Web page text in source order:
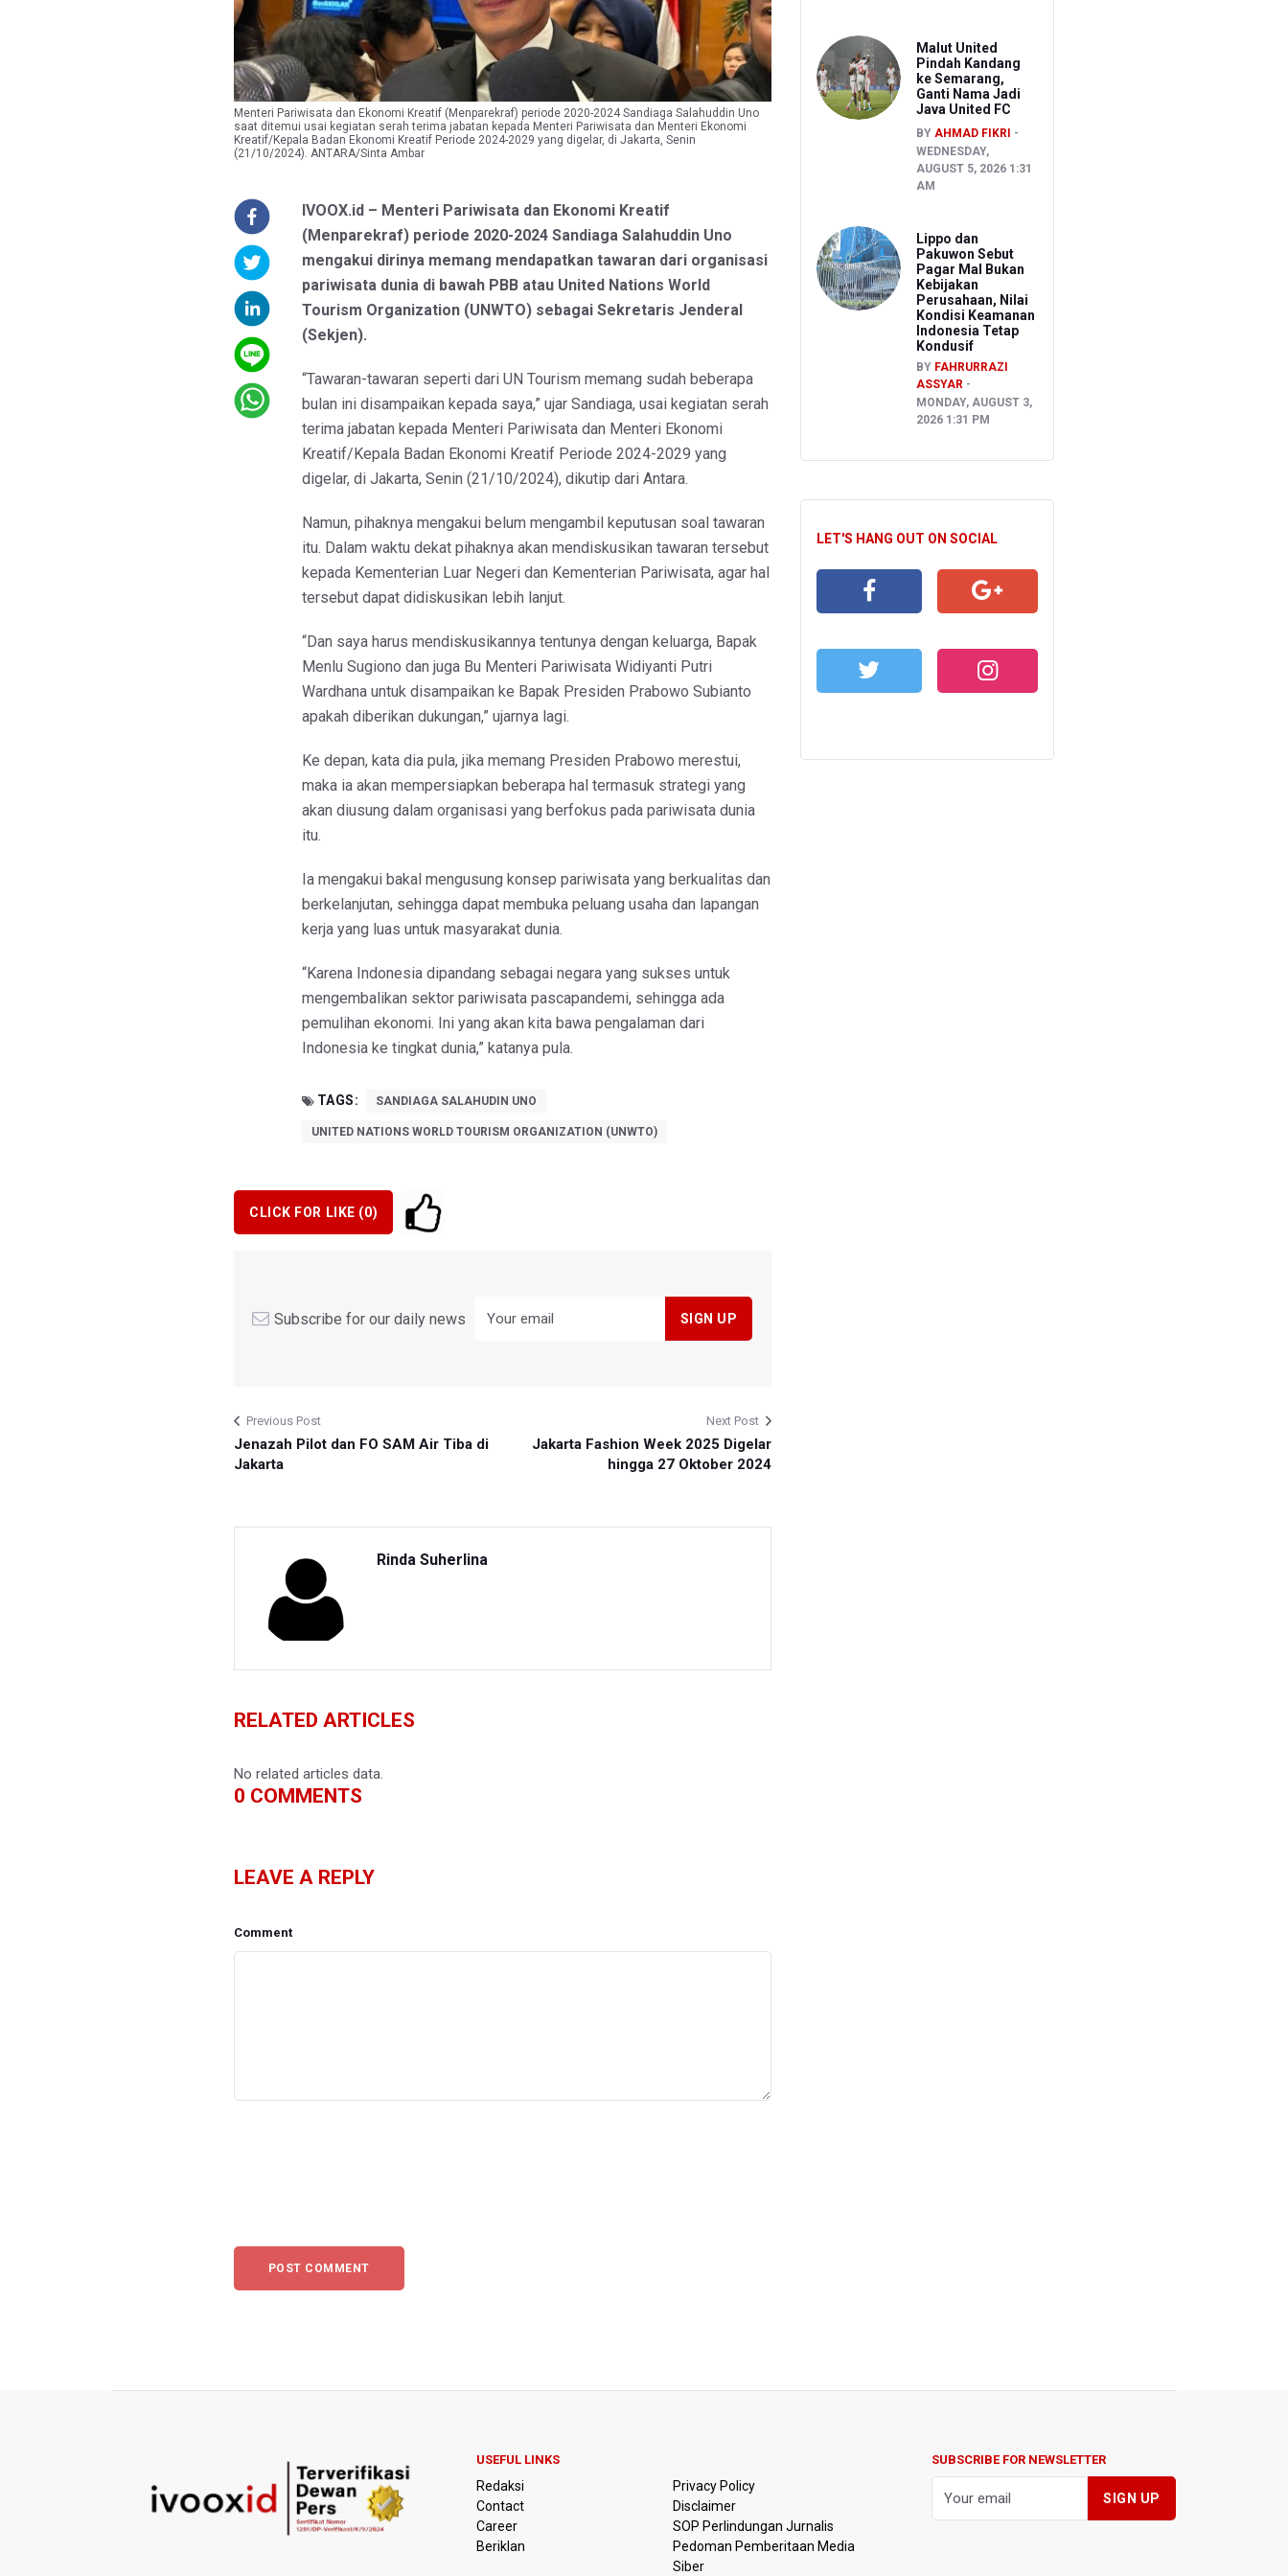
Menteri Pariwisata dan Ekonomi Kreatif (Menparekraf) periode 2020-2024 Sandiaga Salahuddin Uno
saat ditemui usai kegiatan serah terima jabatan kepada Menteri Pariwisata dan Menteri Ekonomi
Kreatif/Kepala Badan Ekonomi Kreatif Periode 2024-2029 yang digelar, di Jakarta, Senin
(21/10/2024). ANTARA/Sinta Ambar
IVOOX.id – Menteri Pariwisata dan Ekonomi Kreatif
(Menparekraf) periode 2020-2024 Sandiaga Salahuddin Uno
mengakui dirinya memang mendapatkan tawaran dari organisasi
pariwisata dunia di bawah PBB atau United Nations World
Tourism Organization (UNWTO) sebagai Sekretaris Jenderal
(Sekjen).
“Tawaran-tawaran seperti dari UN Tourism memang sudah beberapa
bulan ini disampaikan kepada saya,” ujar Sandiaga, usai kegiatan serah
terima jabatan kepada Menteri Pariwisata dan Menteri Ekonomi
Kreatif/Kepala Badan Ekonomi Kreatif Periode 2024-2029 yang
digelar, di Jakarta, Senin (21/10/2024), dikutip dari Antara.
Namun, pihaknya mengakui belum mengambil keputusan soal tawaran
itu. Dalam waktu dekat pihaknya akan mendiskusikan tawaran tersebut
kepada Kementerian Luar Negeri dan Kementerian Pariwisata, agar hal
tersebut dapat didiskusikan lebih lanjut.
“Dan saya harus mendiskusikannya tentunya dengan keluarga, Bapak
Menlu Sugiono dan juga Bu Menteri Pariwisata Widiyanti Putri
Wardhana untuk disampaikan ke Bapak Presiden Prabowo Subianto
apakah diberikan dukungan,” ujarnya lagi.
Ke depan, kata dia pula, jika memang Presiden Prabowo merestui,
maka ia akan mempersiapkan beberapa hal termasuk strategi yang
akan diusung dalam organisasi yang berfokus pada pariwisata dunia
itu.
Ia mengakui bakal mengusung konsep pariwisata yang berkualitas dan
berkelanjutan, sehingga dapat membuka peluang usaha dan lapangan
kerja yang luas untuk masyarakat dunia.
“Karena Indonesia dipandang sebagai negara yang sukses untuk
mengembalikan sektor pariwisata pascapandemi, sehingga ada
pemulihan ekonomi. Ini yang akan kita bawa pengalaman dari
Indonesia ke tingkat dunia,” katanya pula.
TAGS: SANDIAGA SALAHUDIN UNO
UNITED NATIONS WORLD TOURISM ORGANIZATION (UNWTO)
CLICK FOR LIKE (0)
Subscribe for our daily news
Previous Post
Jenazah Pilot dan FO SAM Air Tiba di
Jakarta
Next Post
Jakarta Fashion Week 2025 Digelar
hingga 27 Oktober 2024
Rinda Suherlina
RELATED ARTICLES
No related articles data.
0 COMMENTS
LEAVE A REPLY
Comment
Malut United
Pindah Kandang
ke Semarang,
Ganti Nama Jadi
Java United FC
BY AHMAD FIKRI
WEDNESDAY,
AUGUST 5, 2026 1:31
AM
Lippo dan
Pakuwon Sebut
Pagar Mal Bukan
Kebijakan
Perusahaan, Nilai
Kondisi Keamanan
Indonesia Tetap
Kondusif
BY FAHRURRAZI
ASSYAR
MONDAY, AUGUST 3,
2026 1:31 PM
LET'S HANG OUT ON SOCIAL
USEFUL LINKS
Redaksi
Contact
Career
Beriklan
Privacy Policy
Disclaimer
SOP Perlindungan Jurnalis
Pedoman Pemberitaan Media
Siber
SUBSCRIBE FOR NEWSLETTER